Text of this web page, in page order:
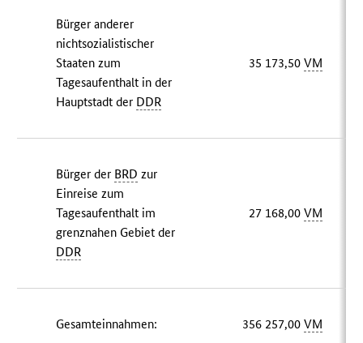
Bürger anderer
nichtsozialistischer
Staaten zum
Tagesaufenthalt in der
Hauptstadt der DDR
35 173,50VM
Bürger der BRD zur
Einreise zum
Tagesaufenthalt im
grenznahen Gebiet der
DDR
27 168,00VM
Gesamteinnahmen: 356 257,00VM